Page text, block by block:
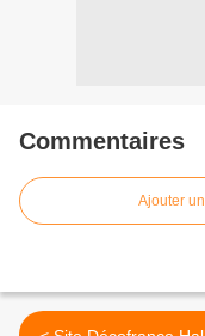
Commentaires
Ajouter